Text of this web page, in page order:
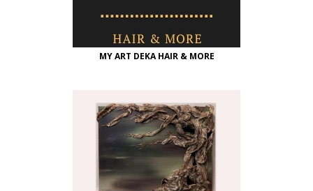
MY ART DEKA HAIR & MORE